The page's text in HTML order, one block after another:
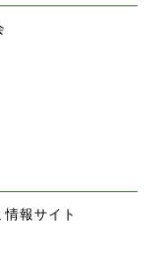
報サイト